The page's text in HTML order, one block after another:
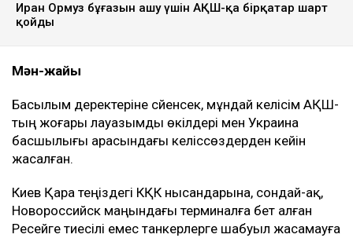
Иран Ормуз бұғазын ашу үшін АҚШ-қа бірқатар шарт
қойды
Мән-жайы
Басылым деректеріне сүйенсек, мұндай келісім АҚШ-
тың жоғары лауазымды өкілдері мен Украина
басшылығы арасындағы келіссөздерден кейін
жасалған.
Киев Қара теңіздегі КҚК нысандарына, сондай-ақ,
Новороссийск маңындағы терминалға бет алған
Ресейге тиесілі емес танкерлерге шабуыл жасамауға